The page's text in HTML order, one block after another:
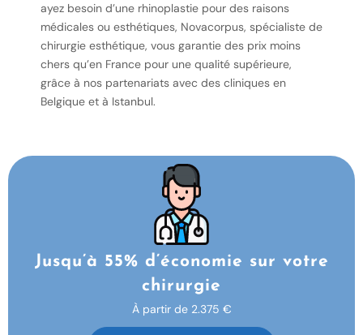
ayez besoin d’une rhinoplastie pour des raisons
médicales ou esthétiques, Novacorpus, spécialiste de
chirurgie esthétique, vous garantie des prix moins
chers qu’en France pour une qualité supérieure,
grâce à nos partenariats avec des cliniques en
Belgique et à Istanbul.
Jusqu’à 55% d’économie sur votre
chirurgie
À partir de 2.375 €